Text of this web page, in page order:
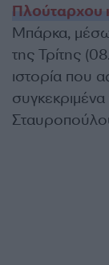
Πλούταρχου
Μπάρκα,
της Τρίτης
ιστορία που